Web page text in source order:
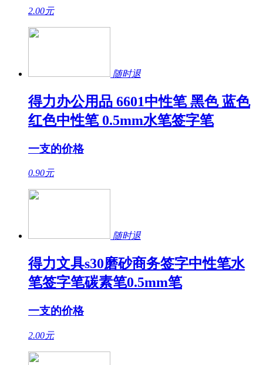
2.00元
随时退
得力办公用品 6601中性笔 黑色 蓝色
红色中性笔 0.5mm水笔签字笔
一支的价格
0.90元
随时退
得力文具s30磨砂商务签字中性笔水
笔签字笔碳素笔0.5mm笔
一支的价格
2.00元